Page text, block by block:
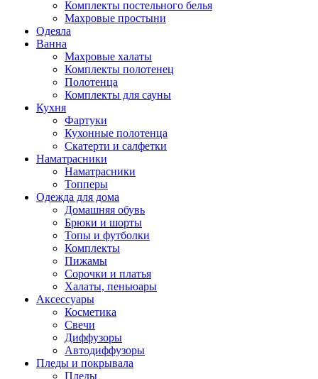
Комплекты постельного белья
Махровые простыни
Одеяла
Ванна
Махровые халаты
Комплекты полотенец
Полотенца
Комплекты для сауны
Кухня
Фартуки
Кухонные полотенца
Скатерти и салфетки
Наматрасники
Наматрасники
Топперы
Одежда для дома
Домашняя обувь
Брюки и шорты
Топы и футболки
Комплекты
Пижамы
Сорочки и платья
Халаты, пеньюары
Аксессуары
Косметика
Свечи
Диффузоры
Автодиффузоры
Пледы и покрывала
Пледы